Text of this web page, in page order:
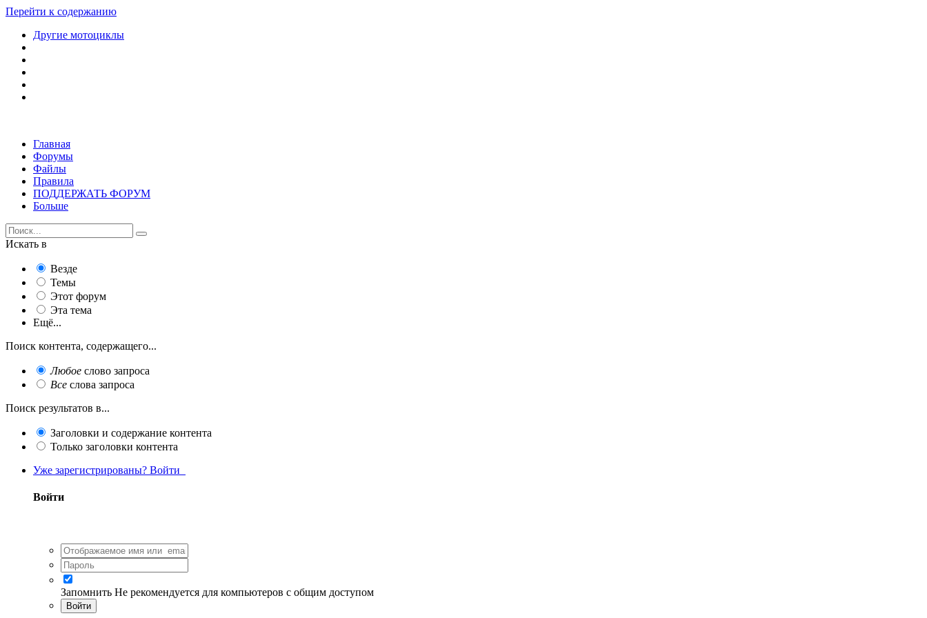
Перейти к содержанию
Другие мотоциклы
Главная
Форумы
Файлы
Правила
ПОДДЕРЖАТЬ ФОРУМ
Больше
Искать в
Везде
Темы
Этот форум
Эта тема
Ещё...
Поиск контента, содержащего...
Любое слово запроса
Все слова запроса
Поиск результатов в...
Заголовки и содержание контента
Только заголовки контента
Уже зарегистрированы? Войти
Войти
Запомнить Не рекомендуется для компьютеров с общим доступом
Войти